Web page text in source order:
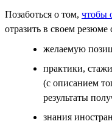
Позаботься о том, чтобы
отразить в своем
желаемую
практики,
(с описанием
результаты
знания